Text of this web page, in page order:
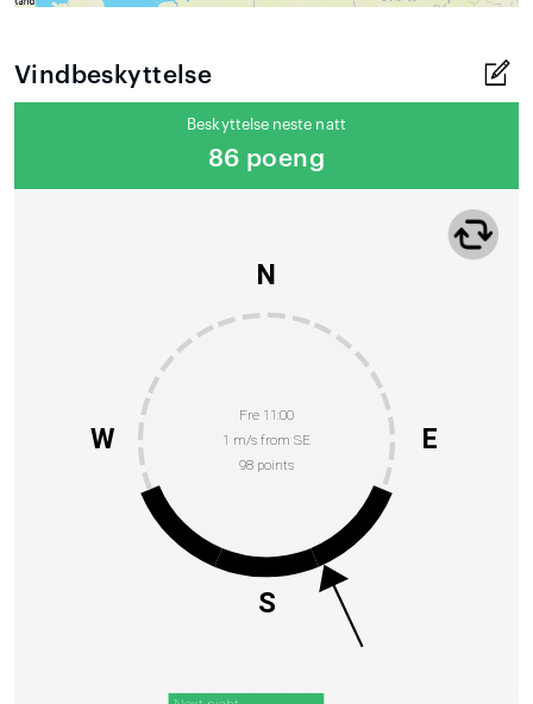
Vindbeskyttelse
Beskyttelse neste natt
86 poeng
Fre 11:00
1 m/s from SE
98 points
N
E
S
W